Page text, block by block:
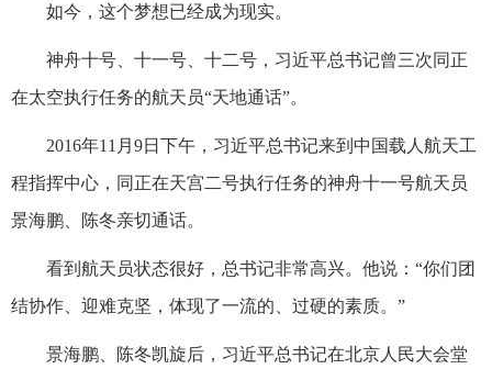
如今，这个梦想已经成为现实。
神舟十号、十一号、十二号，习近平总书记曾三次同正
在太空执行任务的航天员“天地通话”。
2016年11月9日下午，习近平总书记来到中国载人航天工
程指挥中心，同正在天宫二号执行任务的神舟十一号航天员
景海鹏、陈冬亲切通话。
看到航天员状态很好，总书记非常高兴。他说：“你们团
结协作、迎难克坚，体现了一流的、过硬的素质。”
景海鹏、陈冬凯旋后，习近平总书记在北京人民大会堂